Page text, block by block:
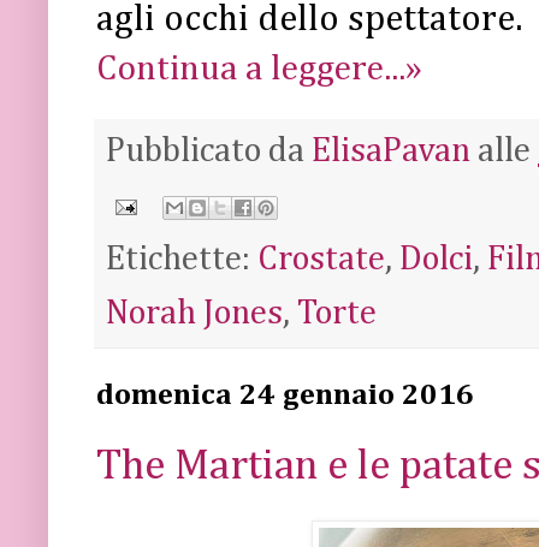
agli occhi dello spettatore.
Continua a leggere...»
Pubblicato da ElisaPavan alle
Etichette: Crostate, Dolci,
Norah Jones, Torte
domenica 24 gennaio 2016
The Martian e le patate